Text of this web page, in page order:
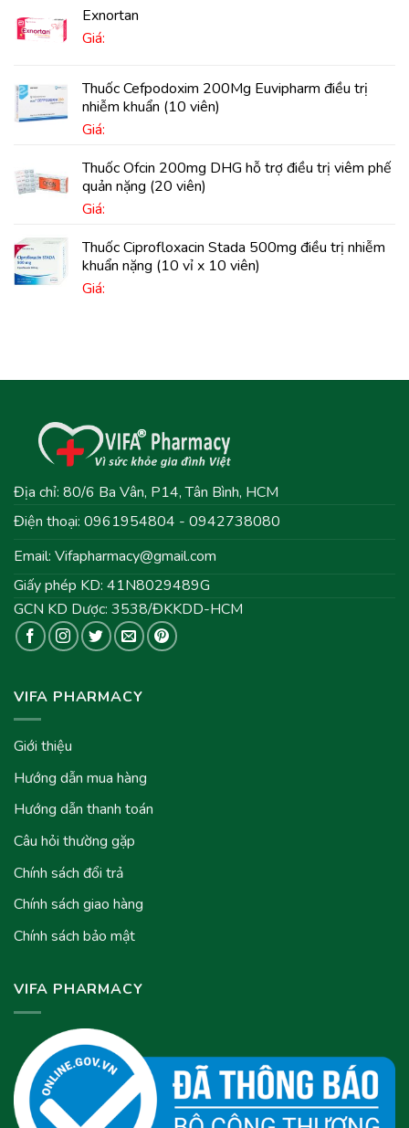
Exnortan
Giá:
Thuốc Cefpodoxim 200Mg Euvipharm điều trị
nhiễm khuẩn (10 viên)
Giá:
Thuốc Ofcin 200mg DHG hỗ trợ điều trị viêm phế
quản nặng (20 viên)
Giá:
Thuốc Ciprofloxacin Stada 500mg điều trị nhiễm
khuẩn nặng (10 vỉ x 10 viên)
Giá:
Địa chỉ: 80/6 Ba Vân, P14, Tân Bình, HCM
Điện thoại: 0961954804 - 0942738080
Email: Vifapharmacy@gmail.com
Giấy phép KD: 41N8029489G
GCN KD Dược: 3538/ĐKKDD-HCM
VIFA PHARMACY
Giới thiệu
Hướng dẫn mua hàng
Hướng dẫn thanh toán
Câu hỏi thường gặp
Chính sách đổi trả
Chính sách giao hàng
Chính sách bảo mật
VIFA PHARMACY